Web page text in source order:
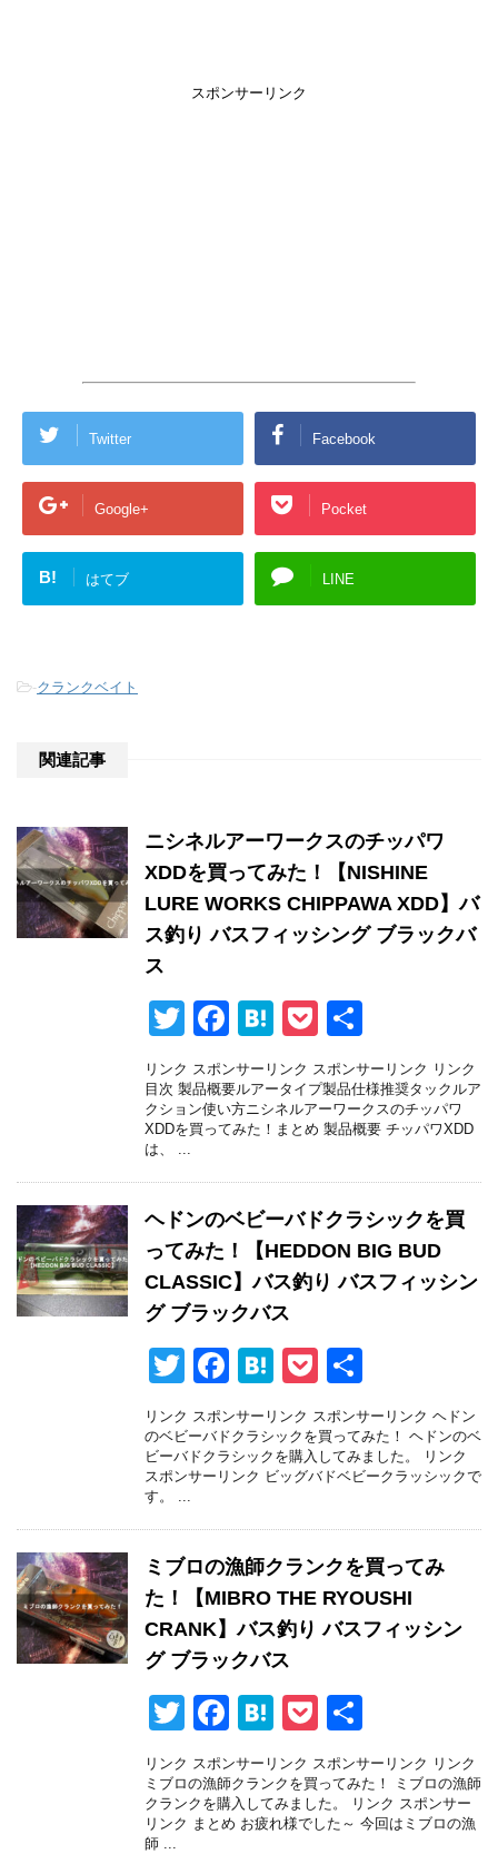
スポンサーリンク
Twitter Facebook
Google+ Pocket
B! はてブ LINE
-クランクベイト
関連記事
ニシネルアーワークスのチッパワ
XDDを買ってみた！【NISHINE
LURE WORKS CHIPPAWA XDD】バ
ス釣り バスフィッシング ブラックバ
ス
T
wi
tt
er
F
a
c
e
o
o
k
H
at
e
n
P
o
ck
et
有
リンク スポンサーリンク スポンサーリンク リンク
目次 製品概要ルアータイプ製品仕様推奨タックルア
クション使い方ニシネルアーワークスのチッパワ
XDDを買ってみた！まとめ 製品概要 チッパワXDD
は、 ...
ヘドンのベビーバドクラシックを買
ってみた！【HEDDON BIG BUD
CLASSIC】バス釣り バスフィッシン
グ ブラックバス
T
wi
tt
er
F
a
c
e
o
o
k
H
at
e
n
P
o
ck
et
有
リンク スポンサーリンク スポンサーリンク ヘドン
のベビーバドクラシックを買ってみた！ ヘドンのベ
ビーバドクラシックを購入してみました。 リンク
スポンサーリンク ビッグバドベビークラッシックで
す。 ...
ミブロの漁師クランクを買ってみ
た！【MIBRO THE RYOUSHI
CRANK】バス釣り バスフィッシン
グ ブラックバス
T
wi
tt
er
F
a
c
e
H
at
e
n
P
o
ck
et
有
リンク スポンサーリンク スポンサーリンク リンク
ミブロの漁師クランクを買ってみた！ ミブロの漁師
クランクを購入してみました。 リンク スポンサー
リンク まとめ お疲れ様でした～ 今回はミブロの漁
師 ...